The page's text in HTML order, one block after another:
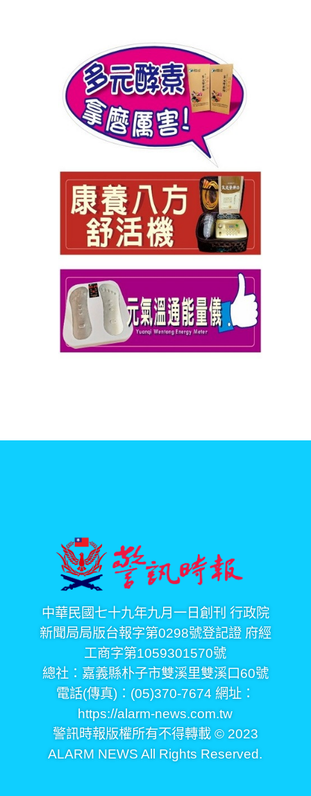
中華民國七十九年九月一日創刊 行政院
新聞局局版台報字第0298號登記證 府經
工商字第1059301570號
總社：嘉義縣朴子市雙溪里雙溪口60號
電話(傳真)：(05)370-7674 網址：
https://alarm-news.com.tw
警訊時報版權所有不得轉載 © 2023
ALARM NEWS All Rights Reserved.